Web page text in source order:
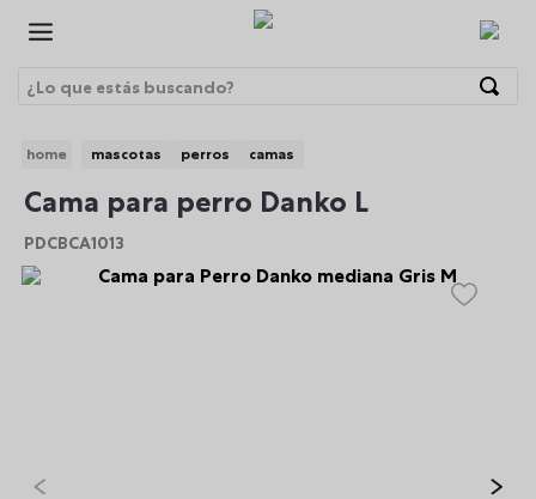
¿Lo que estás buscando?
mascotas perros camas
Cama para perro Danko L
PDCBCA1013
1.
morrales
2.
gorras
3.
bolsos